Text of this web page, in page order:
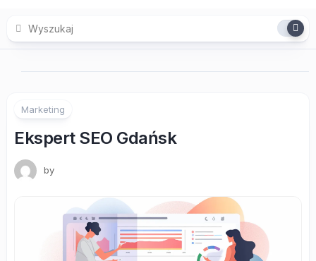
content
Marketing
Ekspert SEO Gdańsk
by